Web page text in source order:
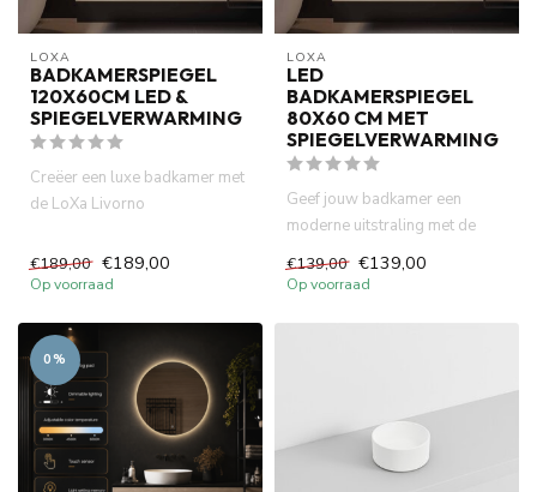
LOXA
BADKAMERSPIEGEL
120X60CM LED &
SPIEGELVERWARMING
Creëer een luxe badkamer met
de LoXa Livorno
Voorzien...
€189,00 €189,00
Op voorraad
LOXA
LED
BADKAMERSPIEGEL
80X60 CM MET
SPIEGELVERWARMING
Geef jouw badkamer een
moderne uitstraling met de
LoXa Livorno badkamerspiegel
8...
€139,00 €139,00
Op voorraad
0%